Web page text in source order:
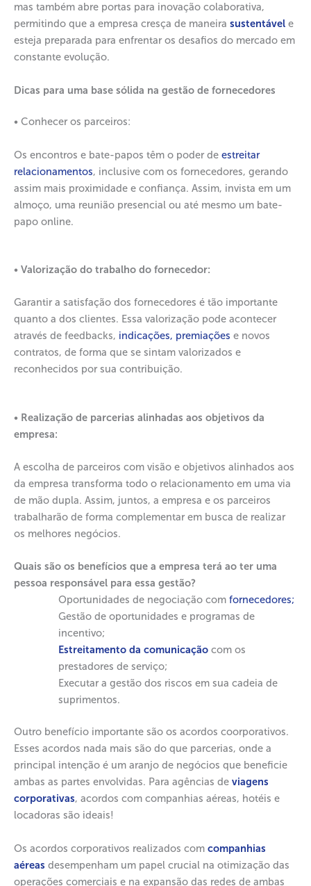
mas também abre portas para inovação colaborativa,
permitindo que a empresa cresça de maneira sustentável e
esteja preparada para enfrentar os desafios do mercado em
constante evolução.
Dicas para uma base sólida na gestão de fornecedores
• Conhecer os parceiros:
Os encontros e bate-papos têm o poder de estreitar
relacionamentos, inclusive com os fornecedores, gerando
assim mais proximidade e confiança. Assim, invista em um
almoço, uma reunião presencial ou até mesmo um bate-
papo online.
• Valorização do trabalho do fornecedor:
Garantir a satisfação dos fornecedores é tão importante
quanto a dos clientes. Essa valorização pode acontecer
através de feedbacks, indicações, premiações e novos
contratos, de forma que se sintam valorizados e
reconhecidos por sua contribuição.
• Realização de parcerias alinhadas aos objetivos da
empresa:
A escolha de parceiros com visão e objetivos alinhados aos
da empresa transforma todo o relacionamento em uma via
de mão dupla. Assim, juntos, a empresa e os parceiros
trabalharão de forma complementar em busca de realizar
os melhores negócios.
Quais são os benefícios que a empresa terá ao ter uma
pessoa responsável para essa gestão?
Oportunidades de negociação com fornecedores;
Gestão de oportunidades e programas de
incentivo;
Estreitamento da comunicação com os
prestadores de serviço;
Executar a gestão dos riscos em sua cadeia de
suprimentos.
Outro benefício importante são os acordos coorporativos.
Esses acordos nada mais são do que parcerias, onde a
principal intenção é um aranjo de negócios que beneficie
ambas as partes envolvidas. Para agências de viagens
corporativas, acordos com companhias aéreas, hotéis e
locadoras são ideais!
Os acordos corporativos realizados com companhias
aéreas desempenham um papel crucial na otimização das
operações comerciais e na expansão das redes de ambas